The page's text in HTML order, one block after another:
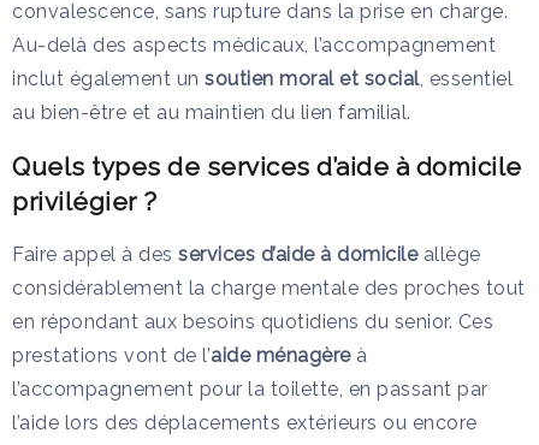
convalescence, sans rupture dans la prise en charge.
Au-delà des aspects médicaux, l’accompagnement
inclut également un soutien moral et social, essentiel
au bien-être et au maintien du lien familial.
Quels types de services d’aide à domicile
privilégier ?
Faire appel à des services d’aide à domicileallège
considérablement la charge mentale des proches tout
en répondant aux besoins quotidiens du senior. Ces
prestations vont de l’aide ménagèreà
l’accompagnement pour la toilette, en passant par
l’aide lors des déplacements extérieurs ou encore